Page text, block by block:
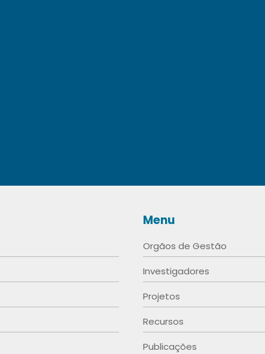
Menu
Orgãos de Gestão
Investigadores
Projetos
Recursos
Publicações